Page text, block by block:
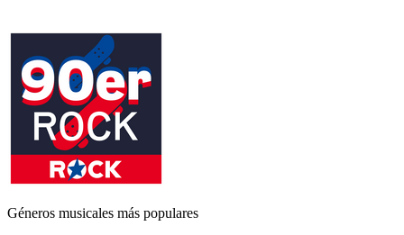
Géneros musicales más populares